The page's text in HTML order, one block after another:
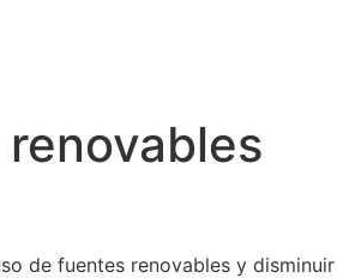
de fuentes renovables y